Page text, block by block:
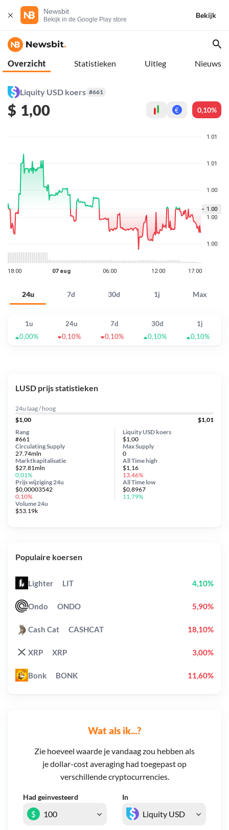
Newsbit
Bekijk in de Google Play store
Bekijk
Overzicht Statistieken Uitleg Nieuws
Liquity USD koers #661
$ 1,00 € 0,10%
24u 7d 30d 1j Max
1u 24u 7d 30d
1j
0,00%
0,10% 0,10% 0,10% 0,10%
Wat als ik...?
Zie hoeveel waarde je vandaag zou hebben als
je dollar-cost averaging had toegepast op
verschillende cryptocurrencies.
Had geïnvesteerd In
$
LUSD prijs statistieken
24u laag / hoog
$1,00
$1,01
Liquity USD koers
$1,00
Circulating Supply
27.74mln
Prijs wijziging24u
$0,00003542
0,10%
Max Supply
0
Marktkapitalisatie
$27.81mln
0,01%
Volume 24u
$53.19k
Rang
#661
All Timehigh
$1,16
13,46%
All Time low
$0,8967
11,79%
Populaire koersen
Lighter LIT 4,10%
Ondo ONDO 5,90%
Cash Cat CASHCAT 18,10%
XRP XRP 3,00%
Bonk BONK 11,60%